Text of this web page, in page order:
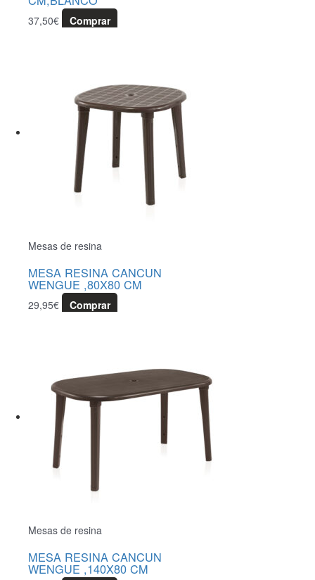
37,50€ Comprar
Mesas de resina
MESA RESINA CANCUN
WENGUE ,80X80 CM
29,95€ Comprar
Mesas de resina
MESA RESINA CANCUN
WENGUE ,140X80 CM